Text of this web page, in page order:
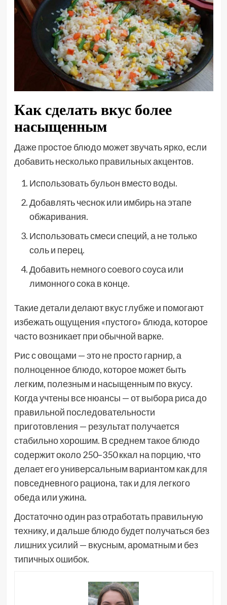
Как сделать вкус более
насыщенным
Даже простое блюдо может звучать ярко, если
добавить несколько правильных акцентов.
Использовать бульон вместо воды.
Добавлять чеснок или имбирь на этапе
обжаривания.
Использовать смеси специй, а не только
соль и перец.
Добавить немного соевого соуса или
лимонного сока в конце.
Такие детали делают вкус глубже и помогают
избежать ощущения «пустого» блюда, которое
часто возникает при обычной варке.
Рис с овощами — это не просто гарнир, а
полноценное блюдо, которое может быть
легким, полезным и насыщенным по вкусу.
Когда учтены все нюансы — от выбора риса до
правильной последовательности
приготовления — результат получается
стабильно хорошим. В среднем такое блюдо
содержит около 250–350 ккал на порцию, что
делает его универсальным вариантом как для
повседневного рациона, так и для легкого
обеда или ужина.
Достаточно один раз отработать правильную
технику, и дальше блюдо будет получаться без
лишних усилий — вкусным, ароматным и без
типичных ошибок.